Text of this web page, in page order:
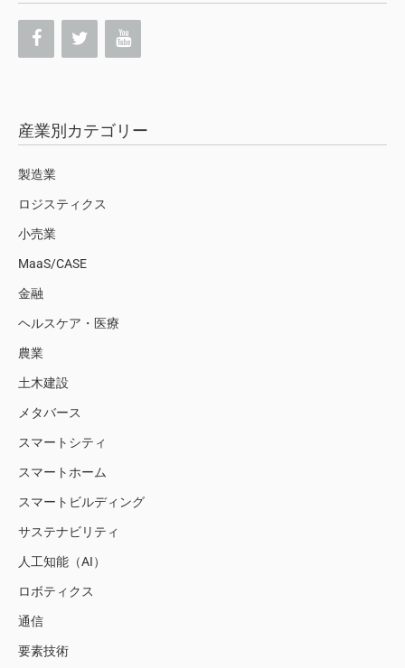
産業別カテゴリー
製造業
ロジスティクス
小売業
MaaS/CASE
金融
ヘルスケア・医療
農業
土木建設
メタバース
スマートシティ
スマートホーム
スマートビルディング
サステナビリティ
人工知能（AI）
ロボティクス
通信
要素技術